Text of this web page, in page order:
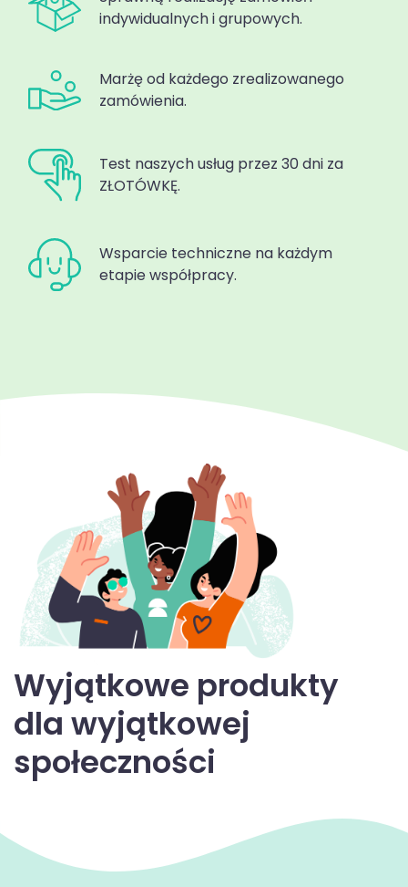
indywidualnych i grupowych.
Marżę od każdego zrealizowanego
zamówienia.
Test naszych usług przez 30 dni za
ZŁOTÓWKĘ.
Wsparcie techniczne na każdym
etapie współpracy.
Wyjątkowe produkty
dla wyjątkowej
społeczności